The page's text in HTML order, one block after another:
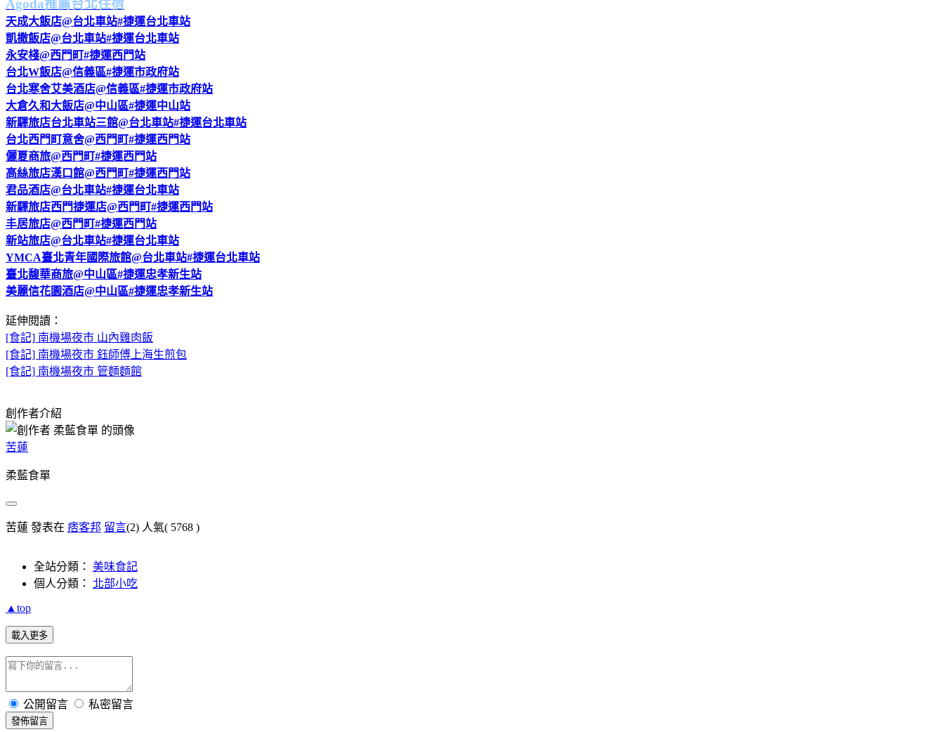
Agoda推薦台北住宿
天成大飯店@台北車站#捷運台北車站
凱撒飯店@台北車站#捷運台北車站
永安棧@西門町#捷運西門站
台北W飯店@信義區#捷運市政府站
台北寒舍艾美酒店@信義區#捷運市政府站
大倉久和大飯店@中山區#捷運中山站
新驛旅店台北車站三館@台北車站#捷運台北車站
台北西門町意舍@西門町#捷運西門站
儷夏商旅@西門町#捷運西門站
高絲旅店漢口館@西門町#捷運西門站
君品酒店@台北車站#捷運台北車站
新驛旅店西門捷運店@西門町#捷運西門站
丰居旅店@西門町#捷運西門站
新站旅店@台北車站#捷運台北車站
YMCA臺北青年國際旅館@台北車站#捷運台北車站
臺北馥華商旅@中山區#捷運忠孝新生站
美麗信花園酒店@中山區#捷運忠孝新生站
延伸閱讀：
[食記] 南機場夜市 山內雞肉飯
[食記] 南機場夜市 鈺師傅上海生煎包
[食記] 南機場夜市 管麵麵館
創作者介紹
苦蓮
柔藍食單
苦蓮 發表在 痞客邦 留言(2) 人氣( 5768 )
全站分類： 美味食記
個人分類： 北部小吃
▲top
載入更多
公開留言 私密留言
發佈留言